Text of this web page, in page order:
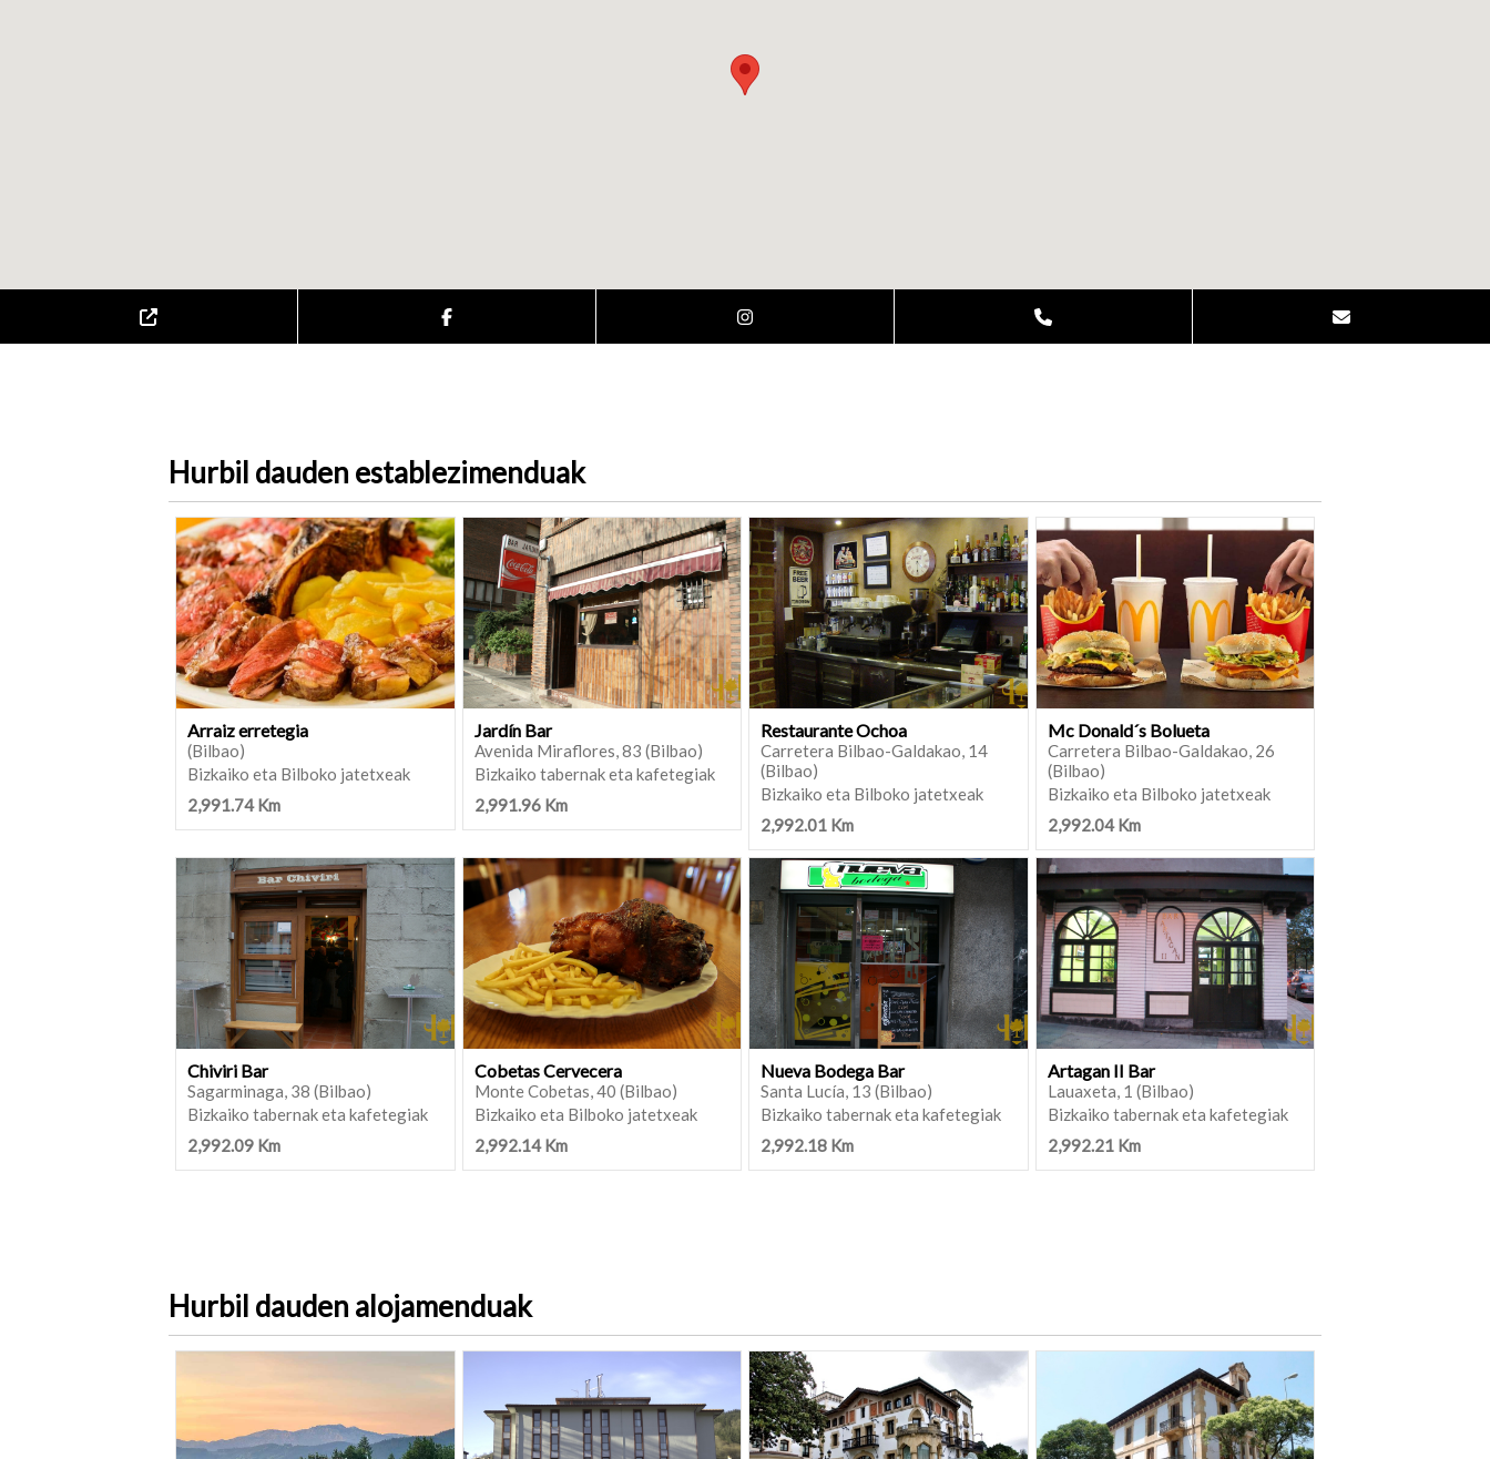
Hurbil dauden establezimenduak
Arraiz erretegia
(Bilbao)
Bizkaiko eta Bilboko jatetxeak
2,991.74 Km
Jardín Bar
Avenida Miraflores, 83 (Bilbao)
Bizkaiko tabernak eta kafetegiak
2,991.96 Km
Restaurante Ochoa
Carretera Bilbao-Galdakao, 14
(Bilbao)
Bizkaiko eta Bilboko jatetxeak
2,992.01 Km
Mc Donald´s Bolueta
Carretera Bilbao-Galdakao, 26
(Bilbao)
Bizkaiko eta Bilboko jatetxeak
2,992.04 Km
Chiviri Bar
Sagarminaga, 38 (Bilbao)
Bizkaiko tabernak eta kafetegiak
2,992.09 Km
Cobetas Cervecera
Monte Cobetas, 40 (Bilbao)
Bizkaiko eta Bilboko jatetxeak
2,992.14 Km
Nueva Bodega Bar
Santa Lucía, 13 (Bilbao)
Bizkaiko tabernak eta kafetegiak
2,992.18 Km
Artagan II Bar
Lauaxeta, 1 (Bilbao)
Bizkaiko tabernak eta kafetegiak
2,992.21 Km
Hurbil dauden alojamenduak